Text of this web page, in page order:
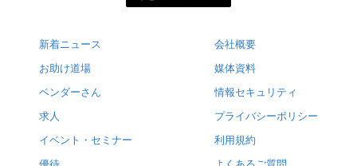
新着ニュース
お助け道場
ベンダーさん
求人
イベント・セミナー
会社概要
媒体資料
情報セキュリティ
プライバシーポリシー
利用規約